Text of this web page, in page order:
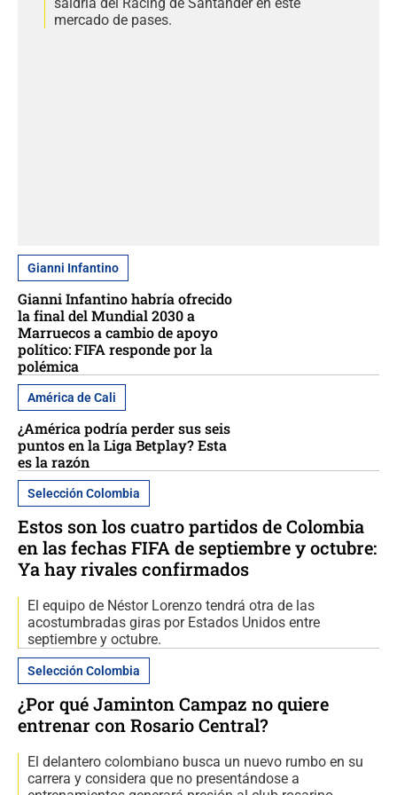
mercado de pases.
Gianni Infantino
Gianni Infantino habría ofrecido
la final del Mundial 2030 a
Marruecos a cambio de apoyo
político: FIFA responde por la
polémica
América de Cali
¿América podría perder sus seis
puntos en la Liga Betplay? Esta
es la razón
Selección Colombia
Estos son los cuatro partidos de Colombia
en las fechas FIFA de septiembre y octubre:
Ya hay rivales confirmados
El equipo de Néstor Lorenzo tendrá otra de las
acostumbradas giras por Estados Unidos entre
septiembre y octubre.
Selección Colombia
¿Por qué Jaminton Campaz no quiere
entrenar con Rosario Central?
El delantero colombiano busca un nuevo rumbo en su
carrera y considera que no presentándose a